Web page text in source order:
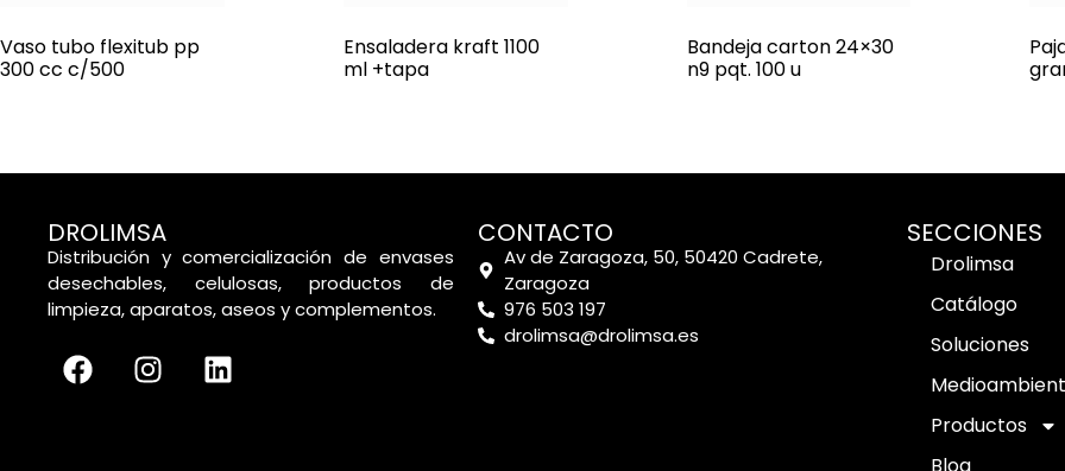
Vaso tubo flexitub pp
300 cc c/500
Ensaladera kraft 1100
ml +tapa
Bandeja carton 24×30
n9 pqt. 100 u
DROLIMSA
Distribución y comercialización de envases
desechables, celulosas, productos de
limpieza, aparatos, aseos y complementos.
CONTACTO
Av de Zaragoza, 50, 50420 Cadrete,
Zaragoza
976 503 197
drolimsa@drolimsa.es
SECCIONES
Drolimsa
Catálogo
Soluciones
Productos